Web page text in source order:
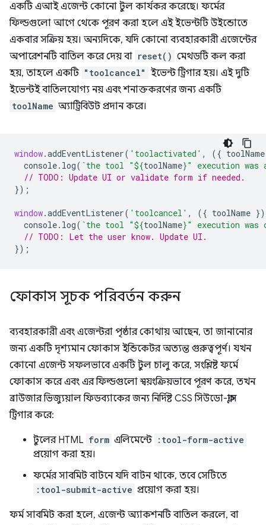
একটি এআই এজেন্ট কোনো টুল কার্যকর করেছে। ফর্মের
ফিল্ডগুলো আগে থেকে পূরণ করা হলে এই ইভেন্টটি উইন্ডোতে
একবার সক্রিয় হয়। অন্যদিকে, যদি কোনো ব্যবহারকারী এজেন্টের
অপারেশনটি বাতিল করে দেয় বা reset() মেথডটি কল করা
হয়, তাহলে একটি "toolcancel" ইভেন্ট ট্রিগার হয়। এই দুটি
ইভেন্টই বাতিলযোগ্য নয় এবং শনাক্তকরণের জন্য একটি
toolName অ্যাট্রিবিউট প্রদান করে।
window.addEventListener( 'toolactivated' , ({ toolName
console. log( `the tool "${toolName}" execution
// TODO: Update UI or validate form if needed.
});
window.addEventListener( 'toolcancel' , ({ toolName })
console. log( `the tool "${toolName}" execution was
// TODO: Let the user know. Update UI.
});
ফোকাস সূচক পরিবর্তন করুন
ব্যবহারকারী এবং এজেন্টরা পৃষ্ঠার কোথায় আছেন, তা জানানোর
জন্য একটি দৃশ্যমান ফোকাস ইন্ডিকেটর অত্যন্ত গুরুত্বপূর্ণ। যখন
কোনো এজেন্ট সফলভাবে একটি টুল চালু করে, সংশ্লিষ্ট ফর্মে
ফোকাস করে এবং এর ফিল্ডগুলো স্বয়ংক্রিয়ভাবে পূরণ করে, তখন
ব্রাউজার ভিজ্যুয়াল ফিডব্যাকের জন্য নির্দিষ্ট CSS সিউডো-ক্লাস
ট্রিগার করে:
টুলের HTML form এলিমেন্টে :tool-form-active
প্রয়োগ করা হয়।
ফর্মের সাবমিট বাটনে যদি বাটন থাকে, তবে সেটিতে
:tool-submit-active প্রয়োগ করা হয়।
ফর্ম সাবমিট করা হলে, এজেন্ট অ্যাকশনটি বাতিল করলে, বা